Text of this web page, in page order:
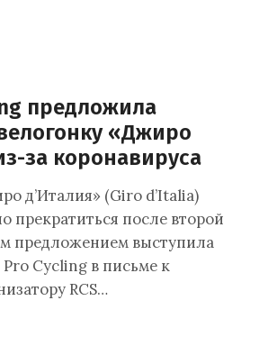
предложила
«Джиро
за коронавируса
д’Италия» (Giro d’Italia)
прекратиться после второй
предложением выступила
Cycling в письме к
RCS…